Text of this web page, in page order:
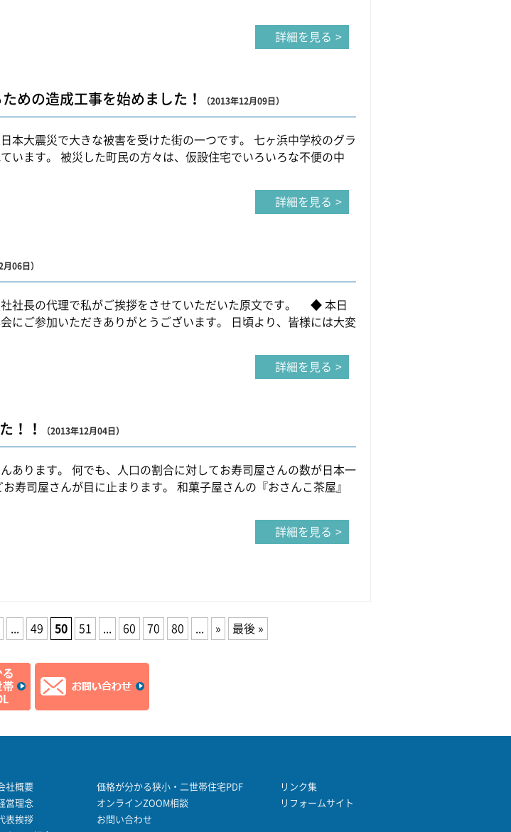
詳細を見る
めの造成工事を始めました！ （2013年12月09日）
本大震災で大きな被害を受けた街の一つです。 七ヶ浜中学校のグラ
います。 被災した町民の方々は、仮設住宅でいろいろな不便の中
詳細を見る
月06日）
社社長の代理で私がご挨拶をさせていただいた原文です。 ◆ 本日
ご参加いただきありがとうございます。 日頃より、皆様には大変
詳細を見る
！！ （2013年12月04日）
あります。 何でも、人口の割合に対してお寿司屋さんの数が日本一
寿司屋さんが目に止まります。 和菓子屋さんの『おさんこ茶屋』
詳細を見る
49 50 51 60 70 80 » 最後 »
社概要
営理念
表挨拶
価格が分かる狭小・二世帯住宅PDF
オンラインZOOM相談
お問い合わせ
リンク集
リフォームサイト